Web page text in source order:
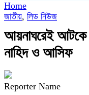
Home
জাতীয়, লিড নিউজ
আয়নাঘরেই আটকে
নাহিদ ও আসিফ
Reporter Name